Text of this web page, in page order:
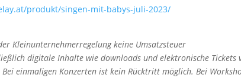
produkt/singen-mit-babys-juli-2023/
Kleinunternehmerregelung keine Umsatzsteuer
digitale Inhalte wie downloads und elektronische
einmaligen Konzerten ist kein Rücktritt möglich. Bei